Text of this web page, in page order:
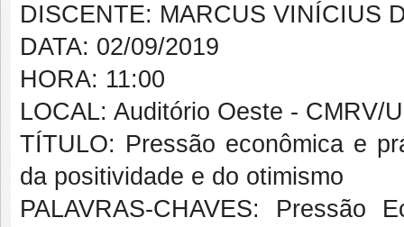
DISCENTE: MARCUS VINÍCIUS
DATA: 02/09/2019
HORA: 11:00
LOCAL: Auditório Oeste - CMRV/
TÍTULO: Pressão econômica e
da positividade e do otimismo
PALAVRAS-CHAVES: Pressão